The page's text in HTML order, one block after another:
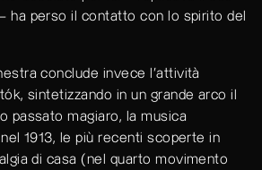
ha perso il contatto con lo spirito del
conclude invece l’attività
sintetizzando in un grande arco il
passato magiaro, la musica
1913, le più recenti scoperte in
di casa (nel quarto movimento